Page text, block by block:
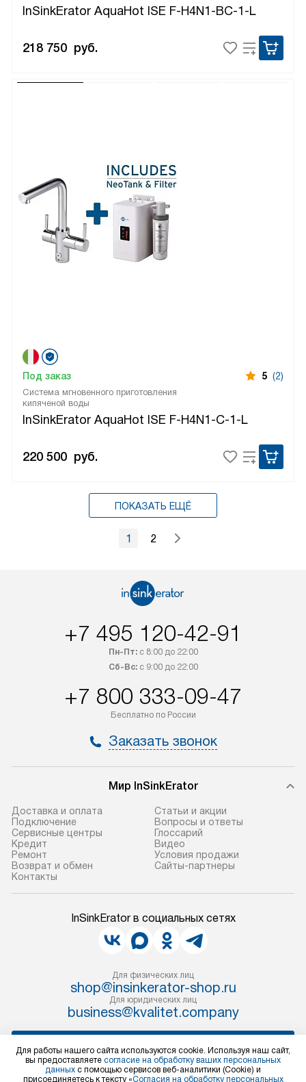
InSinkErator AquaHot ISE F-H4N1-BC-1-L
218 750 руб.
Система мгновенного приготовления
кипяченой воды
InSinkErator AquaHot ISE F-H4N1-C-1-L
Под заказ 5 (2)
220 500 руб.
ПОКАЗАТЬ ЕЩЁ
1 2
+7 495 120-42-91
Пн-Пт:с 8:00 до 22:00
Сб-Вс:с 9:00 до 22:00
+7 800 333-09-47
Бесплатно по России
Заказать звонок
Мир InSinkErator
Доставка и оплата
Подключение
Сервисные центры
Кредит
Ремонт
Возврат и обмен
Контакты
Статьи и акции
Вопросы и ответы
Глоссарий
Видео
Условия продажи
Сайты-партнеры
InSinkErator в социальных сетях
Для физических лиц
shop@insinkerator-shop.ru
Для юридических лиц
business@kvalitet.company
Политика конфиденциальности
Для работы нашего сайта используются cookie. Используя наш сайт,
вы предоставляете согласие на обработку ваших персональных
данных с помощью сервисов веб-аналитики (Cookie) и
присоединяетесь к тексту «Согласия на обработку персональных